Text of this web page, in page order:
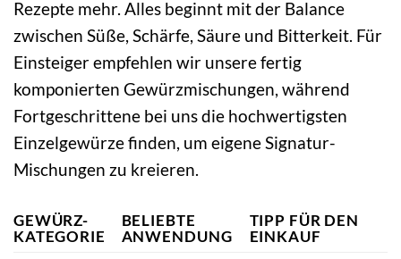
Rezepte mehr. Alles beginnt mit der Balance
zwischen Süße, Schärfe, Säure und Bitterkeit. Für
Einsteiger empfehlen wir unsere fertig
komponierten Gewürzmischungen, während
Fortgeschrittene bei uns die hochwertigsten
Einzelgewürze finden, um eigene Signatur-
Mischungen zu kreieren.
GEWÜRZ-
KATEGORIE
BELIEBTE
ANWENDUNG
TIPP FÜR DEN
EINKAUF